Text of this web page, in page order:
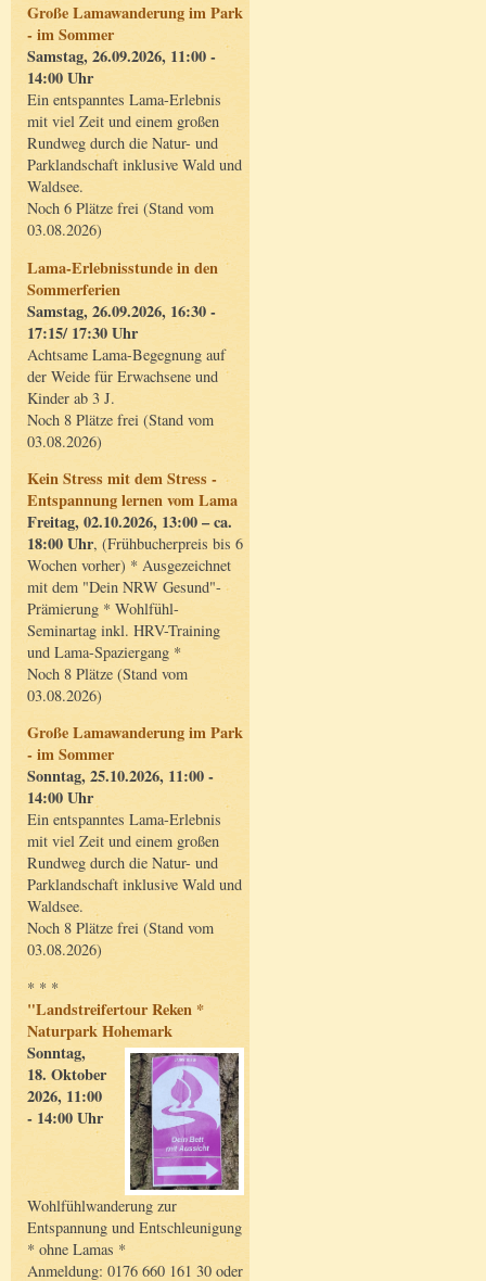
Große Lamawanderung im Park
- im Sommer
Samstag, 26.09.2026, 11:00 -
14:00 Uhr
Ein entspanntes Lama-Erlebnis
mit viel Zeit und einem großen
Rundweg durch die Natur- und
Parklandschaft inklusive Wald und
Waldsee.
Noch 6 Plätze frei (Stand vom
03.08.2026)
Lama-Erlebnisstunde in den
Sommerferien
Samstag, 26.09.2026, 16:30 -
17:15/ 17:30 Uhr
Achtsame Lama-Begegnung auf
der Weide für Erwachsene und
Kinder ab 3 J.
Noch 8 Plätze frei (Stand vom
03.08.2026)
Kein Stress mit dem Stress -
Entspannung lernen vom Lama
Freitag, 02.10.2026, 13:00 – ca.
18:00 Uhr, (Frühbucherpreis bis 6
Wochen vorher) * Ausgezeichnet
mit dem "Dein NRW Gesund"-
Prämierung * Wohlfühl-
Seminartag inkl. HRV-Training
und Lama-Spaziergang *
Noch 8 Plätze (Stand vom
03.08.2026)
Große Lamawanderung im Park
- im Sommer
Sonntag, 25.10.2026, 11:00 -
14:00 Uhr
Ein entspanntes Lama-Erlebnis
mit viel Zeit und einem großen
Rundweg durch die Natur- und
Parklandschaft inklusive Wald und
Waldsee.
Noch 8 Plätze frei (Stand vom
03.08.2026)
* * *
"Landstreifertour Reken *
Naturpark Hohemark
Sonntag,
18. Oktober
2026, 11:00
- 14:00 Uhr
Wohlfühlwanderung zur
Entspannung und Entschleunigung
* ohne Lamas *
Anmeldung: 0176 660 161 30 oder